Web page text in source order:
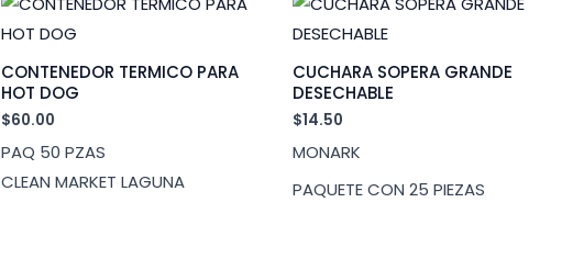
CONTENEDOR TERMICO PARA
HOT DOG
$60.00
PAQ 50 PZAS
CLEAN MARKET LAGUNA
CUCHARA SOPERA GRANDE
DESECHABLE
$14.50
MONARK
PAQUETE CON 25 PIEZAS